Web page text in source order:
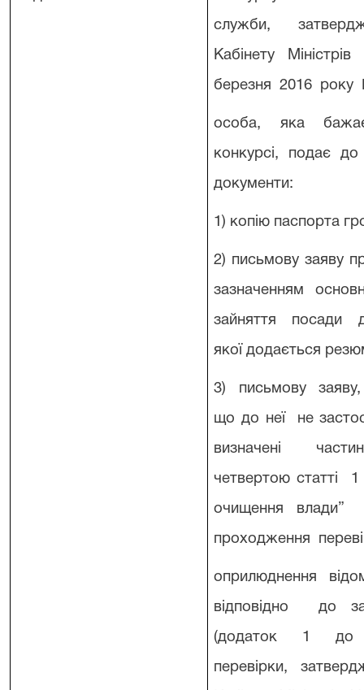
служби,
Кабінету
березня 2016
особа, яка
конкурсі, подає до
документи:
1) копію паспорта
2) письмову заяву
зазначенням
зайняття посади
якої додається
3) письмову
що до неї не
визначені
четвертою статті
очищення
проходження
оприлюднення
відповідно до
(додаток 1 до
перевірки,